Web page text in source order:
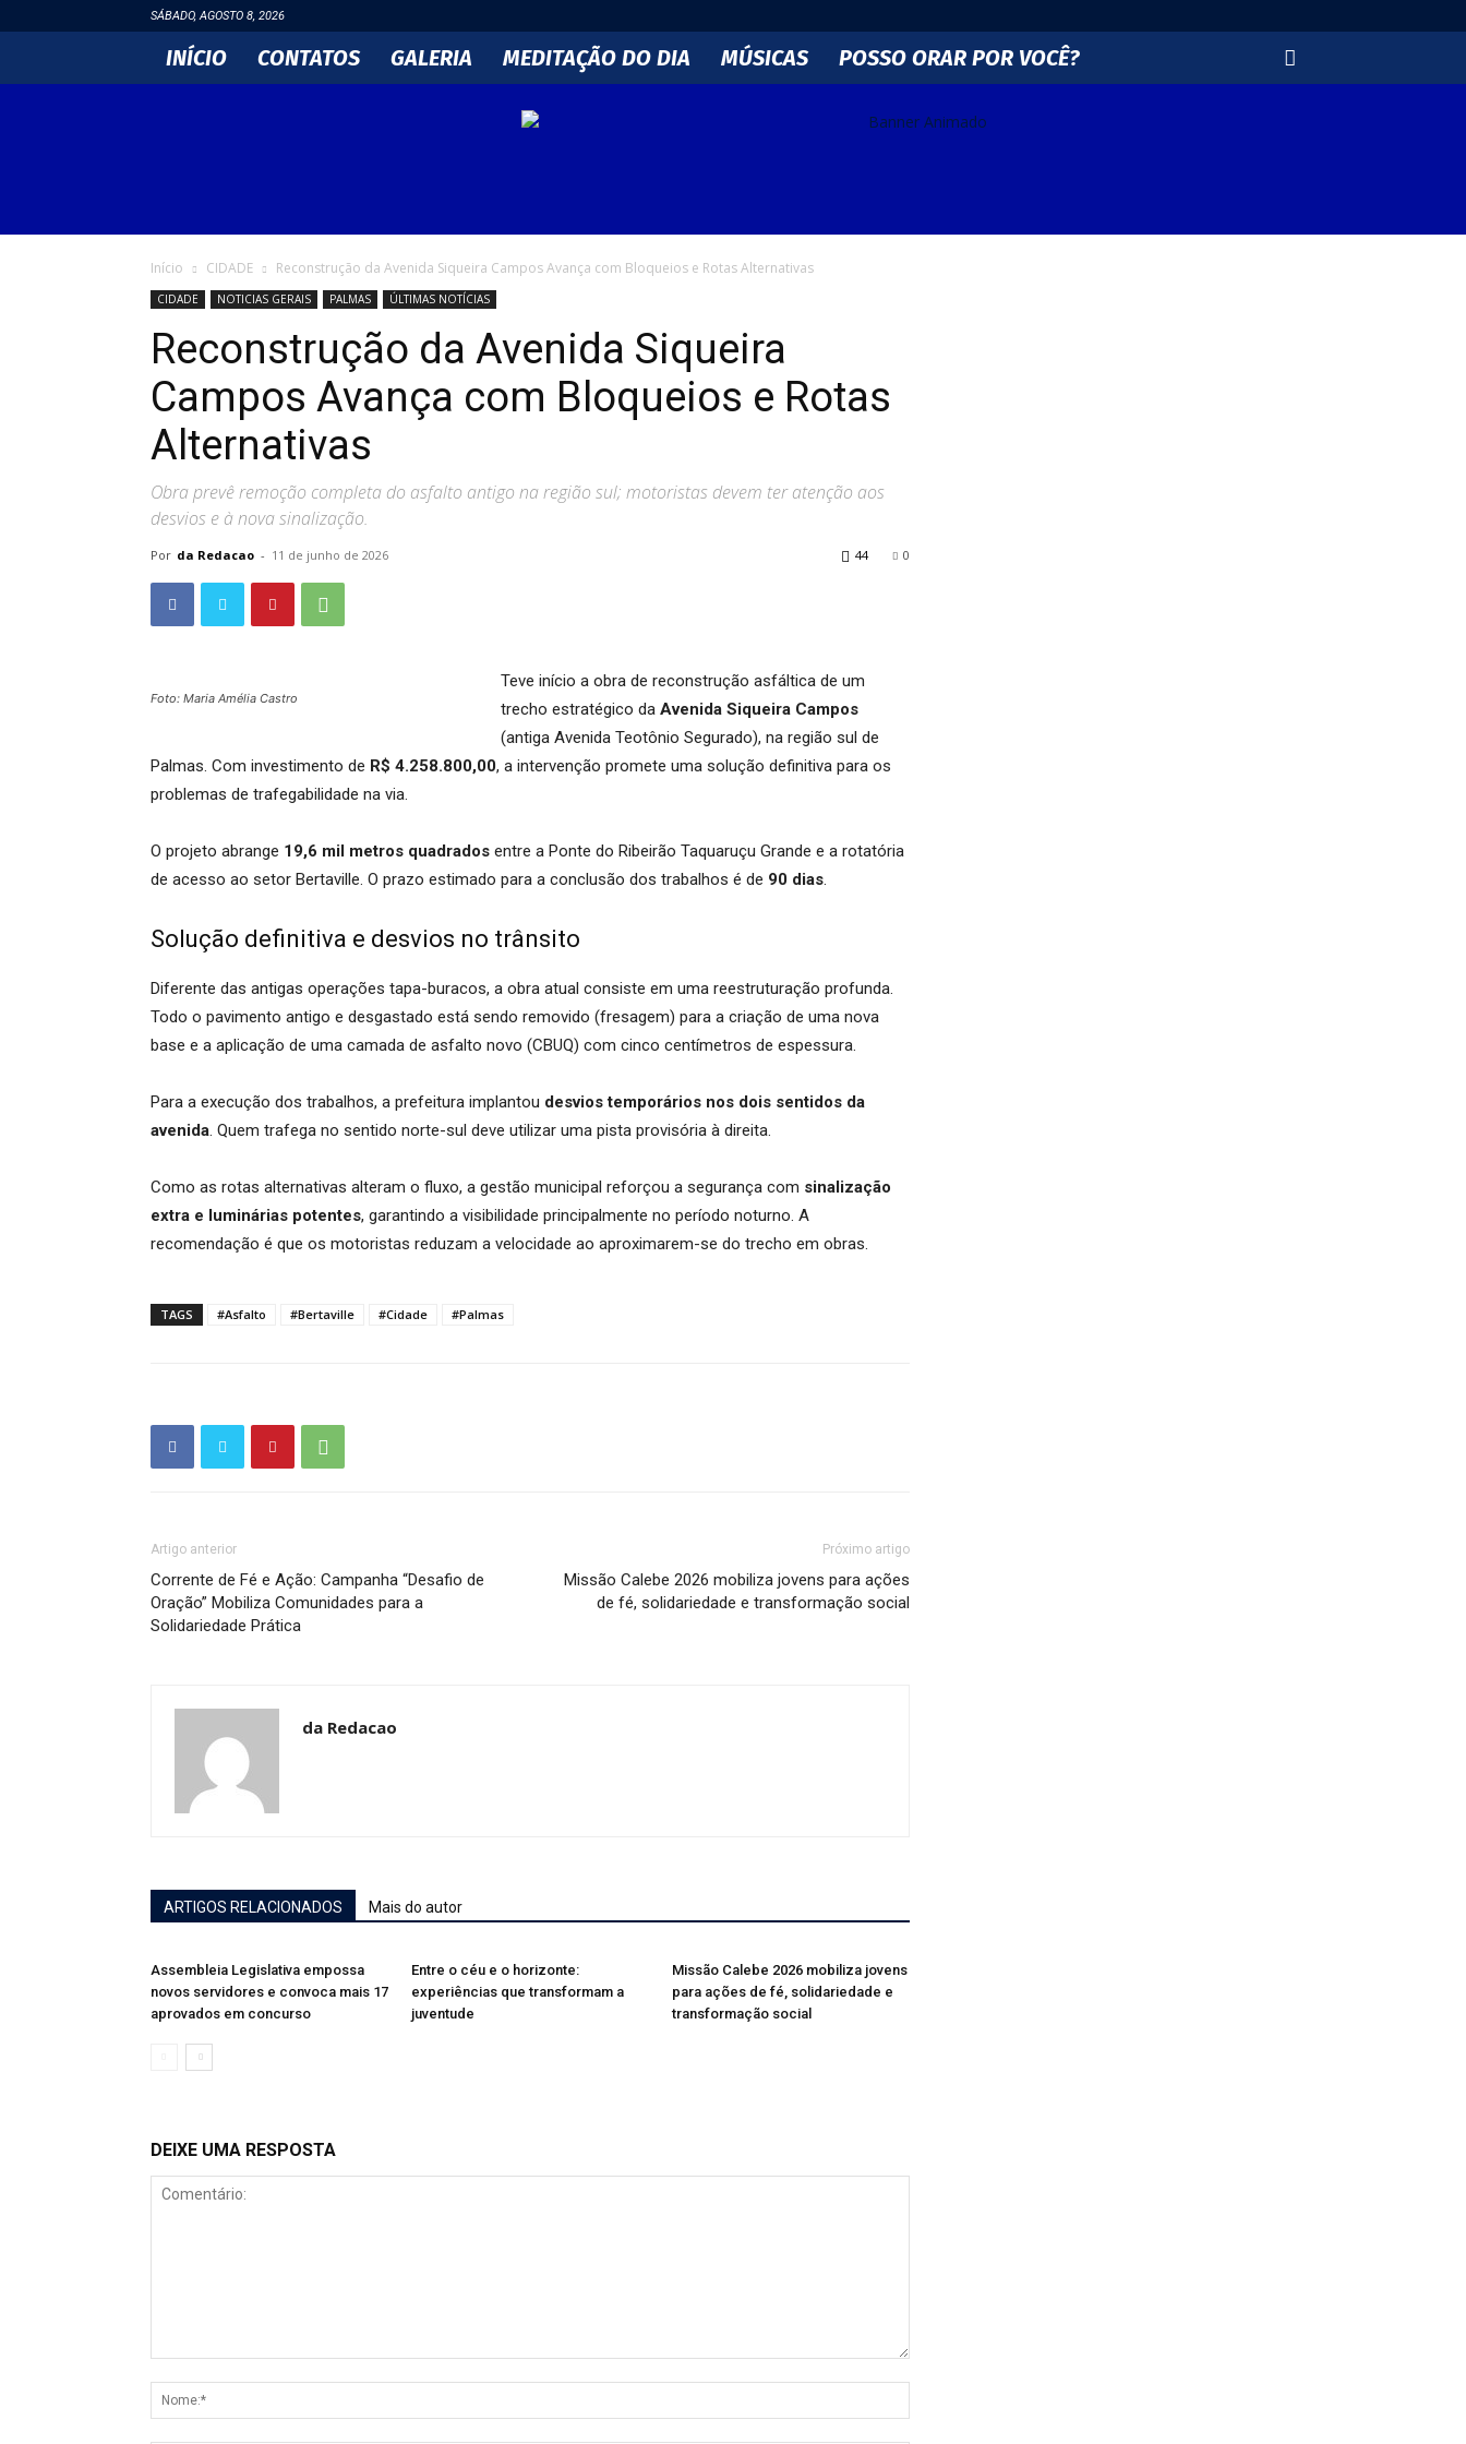
SÁBADO, AGOSTO 8, 2026
INÍCIO CONTATOS GALERIA MEDITAÇÃO DO DIA MÚSICAS POSSO ORAR POR VOCÊ?
Início CIDADE Reconstrução da Avenida Siqueira Campos Avança com Bloqueios e Rotas Alternativas
CIDADE NOTICIAS GERAIS PALMAS ÚLTIMAS NOTÍCIAS
Reconstrução da Avenida Siqueira
Campos Avança com Bloqueios e Rotas
Alternativas
Obra prevê remoção completa do asfalto antigo na região sul; motoristas devem ter atenção aos
desvios e à nova sinalização.
Por da Redacao - 11 de junho de 2026 0
44
Foto: Maria Amélia Castro
Teve início a obra de reconstrução asfáltica de um
trecho estratégico da Avenida Siqueira Campos
(antiga Avenida Teotônio Segurado), na região sul de
Palmas. Com investimento de R$ 4.258.800,00, a intervenção promete uma solução definitiva para os
problemas de trafegabilidade na via.
O projeto abrange 19,6 mil metros quadrados entre a Ponte do Ribeirão Taquaruçu Grande e a rotatória
de acesso ao setor Bertaville. O prazo estimado para a conclusão dos trabalhos é de 90 dias.
Solução definitiva e desvios no trânsito
Diferente das antigas operações tapa-buracos, a obra atual consiste em uma reestruturação profunda.
Todo o pavimento antigo e desgastado está sendo removido (fresagem) para a criação de uma nova
base e a aplicação de uma camada de asfalto novo (CBUQ) com cinco centímetros de espessura.
Para a execução dos trabalhos, a prefeitura implantou desvios temporários nos dois sentidos da
avenida. Quem trafega no sentido norte-sul deve utilizar uma pista provisória à direita.
Como as rotas alternativas alteram o fluxo, a gestão municipal reforçou a segurança com sinalização
extra e luminárias potentes, garantindo a visibilidade principalmente no período noturno. A
recomendação é que os motoristas reduzam a velocidade ao aproximarem-se do trecho em obras.
TAGS #Asfalto #Bertaville #Cidade #Palmas
Artigo anterior
Corrente de Fé e Ação: Campanha “Desafio de
Oração” Mobiliza Comunidades para a
Solidariedade Prática
Próximo artigo
Missão Calebe 2026 mobiliza jovens para ações
de fé, solidariedade e transformação social
da Redacao
ARTIGOS RELACIONADOS Mais do autor
Assembleia Legislativa empossa
novos servidores e convoca mais 17
aprovados em concurso
Entre o céu e o horizonte:
experiências que transformam a
juventude
Missão Calebe 2026 mobiliza jovens
para ações de fé, solidariedade e
transformação social
DEIXE UMA RESPOSTA